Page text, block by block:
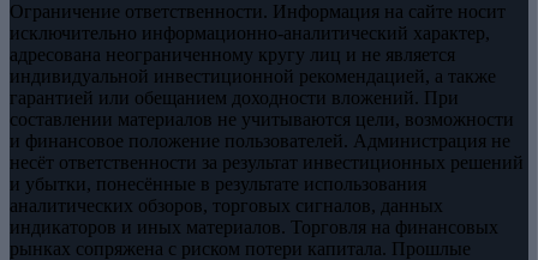
Ограничение ответственности. Информация на сайте носит
исключительно информационно-аналитический характер,
адресована неограниченному кругу лиц и не является
индивидуальной инвестиционной рекомендацией, а также
гарантией или обещанием доходности вложений. При
составлении материалов не учитываются цели, возможности
и финансовое положение пользователей. Администрация не
несёт ответственности за результат инвестиционных решений
и убытки, понесённые в результате использования
аналитических обзоров, торговых сигналов, данных
индикаторов и иных материалов. Торговля на финансовых
рынках сопряжена с риском потери капитала. Прошлые